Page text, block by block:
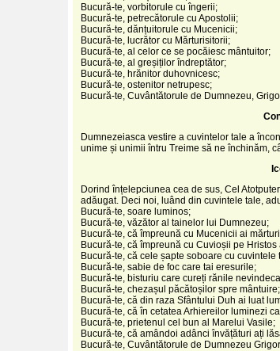
Bucură-te, vorbitorule cu îngerii;
Bucură-te, petrecătorule cu Apostolii;
Bucură-te, dănțuitorule cu Mucenicii;
Bucură-te, lucrător cu Mărturisitorii;
Bucură-te, al celor ce se pocăiesc mântuitor;
Bucură-te, al greșiților îndreptător;
Bucură-te, hrănitor duhovnicesc;
Bucură-te, ostenitor netrupesc;
Bucură-te, Cuvântătorule de Dumnezeu,
Dumnezeiasca vestire a cuvintelor tale a
unime și unimii întru Treime să ne închinăm,
Dorind înțelepciunea cea de sus, Cel
adăugat. Deci noi, luând din cuvintele tale,
Bucură-te, soare luminos;
Bucură-te, văzător al tainelor lui Dumnezeu;
Bucură-te, că împreună cu Mucenicii ai
Bucură-te, că împreună cu Cuvioșii pe Hristos
Bucură-te, că cele șapte soboare cu cuvintele
Bucură-te, sabie de foc care tai eresurile;
Bucură-te, bisturiu care cureți rănile
Bucură-te, chezașul păcătoșilor spre mântuire;
Bucură-te, că din raza Sfântului Duh ai luat
Bucură-te, că în cetatea Arhiereilor luminezi
Bucură-te, prietenul cel bun al Marelui Vasile;
Bucură-te, că amândoi adânci învățături ați
Bucură-te, Cuvântătorule de Dumnezeu